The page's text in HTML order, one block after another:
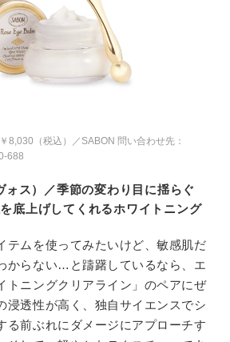
8,030（税込）／SABON 問い合わせ先：
688
ォス）／季節の変わり目に揺らぐ
底上げしてくれるホワイトニング
テムを使ってみたいけど、敏感肌だ
からない…と躊躇しているなら、エ
トニングクリアライン」のペアにぜ
浸透性が高く、独自サイエンスでシ
る前ぶれにダメージにアプローチす